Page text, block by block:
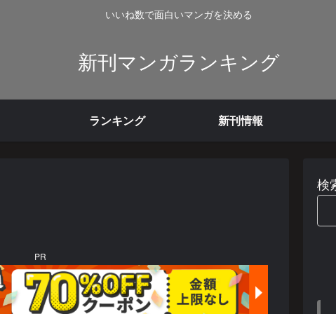
いいね数で面白いマンガを決める
新刊マンガランキング
ランキング 新刊情報
PR
検